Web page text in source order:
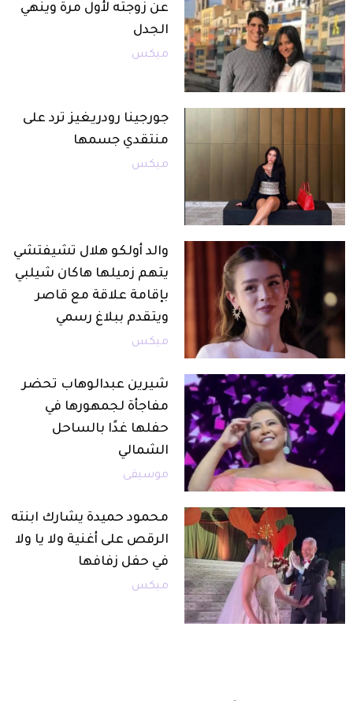
عن زوجته لأول مرة وينهي
الجدل
ميكس
جورجينا رودريغيز ترد على
منتقدي جسمها
ميكس
والد أولكو هلال تشيفتشي
يتهم زميلها هاكان شيلبي
بإقامة علاقة مع قاصر
ويتقدم ببلاغ رسمي
ميكس
شيرين عبدالوهاب تحضر
مفاجأة لجمهورها في
حفلها غدًا بالساحل
الشمالي
موسيقى
محمود حميدة يشارك ابنته
الرقص على أغنية ولا يا ولا
في حفل زفافها
ميكس